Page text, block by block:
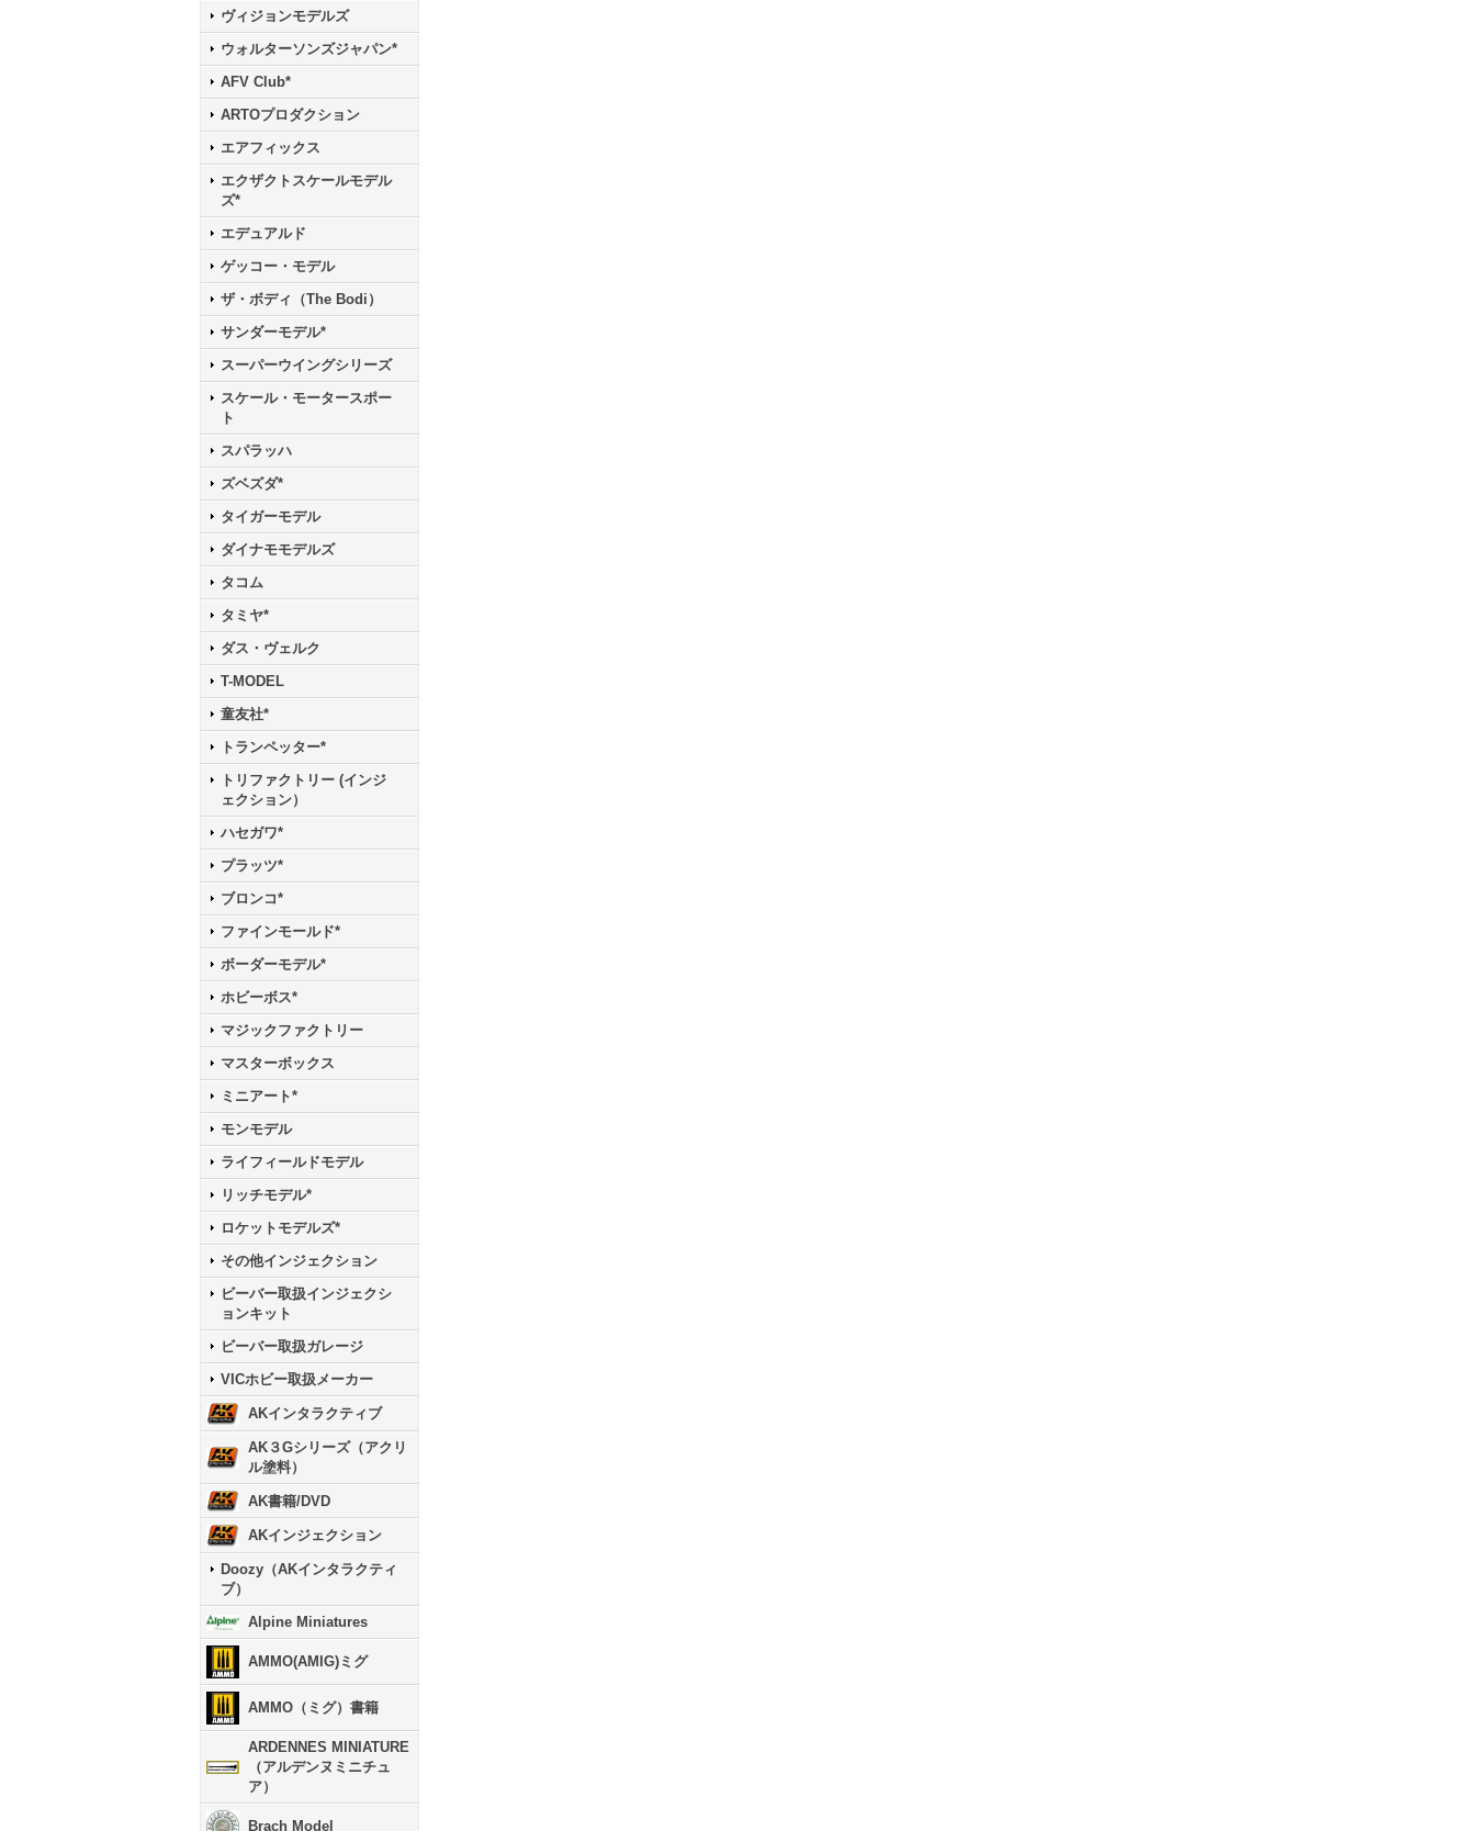
ヴィジョンモデルズ
ウォルターソンズジャパン*
AFV Club*
ARTOプロダクション
エアフィックス
エクザクトスケールモデル
ズ*
エデュアルド
ゲッコー・モデル
ザ・ボディ（The Bodi）
サンダーモデル*
スーパーウイングシリーズ
スケール・モータースポー
ト
スパラッハ
ズベズダ*
タイガーモデル
ダイナモモデルズ
タコム
タミヤ*
ダス・ヴェルク
T-MODEL
童友社*
トランペッター*
トリファクトリー (インジ
ェクション）
ハセガワ*
プラッツ*
ブロンコ*
ファインモールド*
ボーダーモデル*
ホビーボス*
マジックファクトリー
マスターボックス
ミニアート*
モンモデル
ライフィールドモデル
リッチモデル*
ロケットモデルズ*
その他インジェクション
ビーバー取扱インジェクシ
ョンキット
ビーバー取扱ガレージ
VICホビー取扱メーカー
AKインタラクティブ
AK３Gシリーズ（アクリ
ル塗料）
AK書籍/DVD
AKインジェクション
Doozy（AKインタラクティ
ブ）
Alpine Miniatures
AMMO(AMIG)ミグ
AMMO（ミグ）書籍
ARDENNES MINIATURE
（アルデンヌミニチュ
ア）
Brach Model